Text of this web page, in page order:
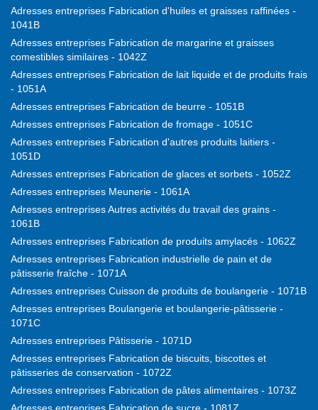
Adresses entreprises Fabrication d'huiles et graisses raffinées -
1041B
Adresses entreprises Fabrication de margarine et graisses
comestibles similaires - 1042Z
Adresses entreprises Fabrication de lait liquide et de produits frais
- 1051A
Adresses entreprises Fabrication de beurre - 1051B
Adresses entreprises Fabrication de fromage - 1051C
Adresses entreprises Fabrication d'autres produits laitiers -
1051D
Adresses entreprises Fabrication de glaces et sorbets - 1052Z
Adresses entreprises Meunerie - 1061A
Adresses entreprises Autres activités du travail des grains -
1061B
Adresses entreprises Fabrication de produits amylacés - 1062Z
Adresses entreprises Fabrication industrielle de pain et de
pâtisserie fraîche - 1071A
Adresses entreprises Cuisson de produits de boulangerie - 1071B
Adresses entreprises Boulangerie et boulangerie-pâtisserie -
1071C
Adresses entreprises Pâtisserie - 1071D
Adresses entreprises Fabrication de biscuits, biscottes et
pâtisseries de conservation - 1072Z
Adresses entreprises Fabrication de pâtes alimentaires - 1073Z